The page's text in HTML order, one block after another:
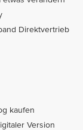
Direktvertrieb
kaufen
Version